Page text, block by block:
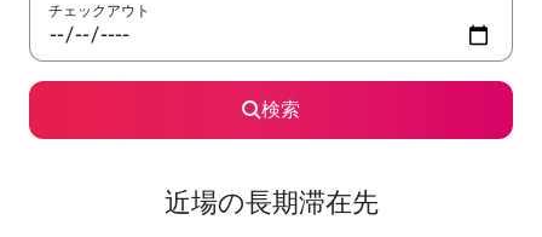
チェックアウト
検索
近場の長期滞在先